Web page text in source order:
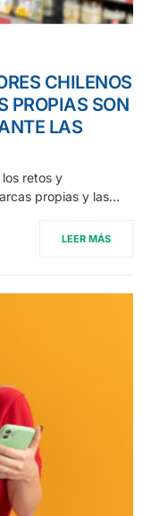
CHILENOS
PROPIAS SON
LAS
retos y
propias y las…
LEER MÁS